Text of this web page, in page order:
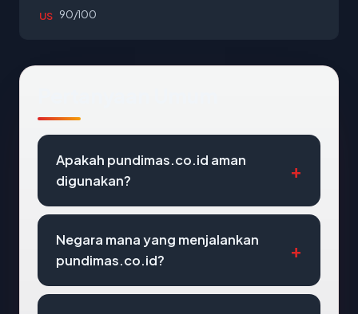
US 90/100
Apakah pundimas.co.id aman
digunakan?
Negara mana yang menjalankan
pundimas.co.id?